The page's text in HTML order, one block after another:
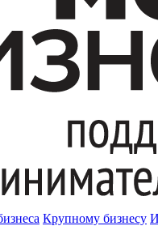
Крупному бизнесу